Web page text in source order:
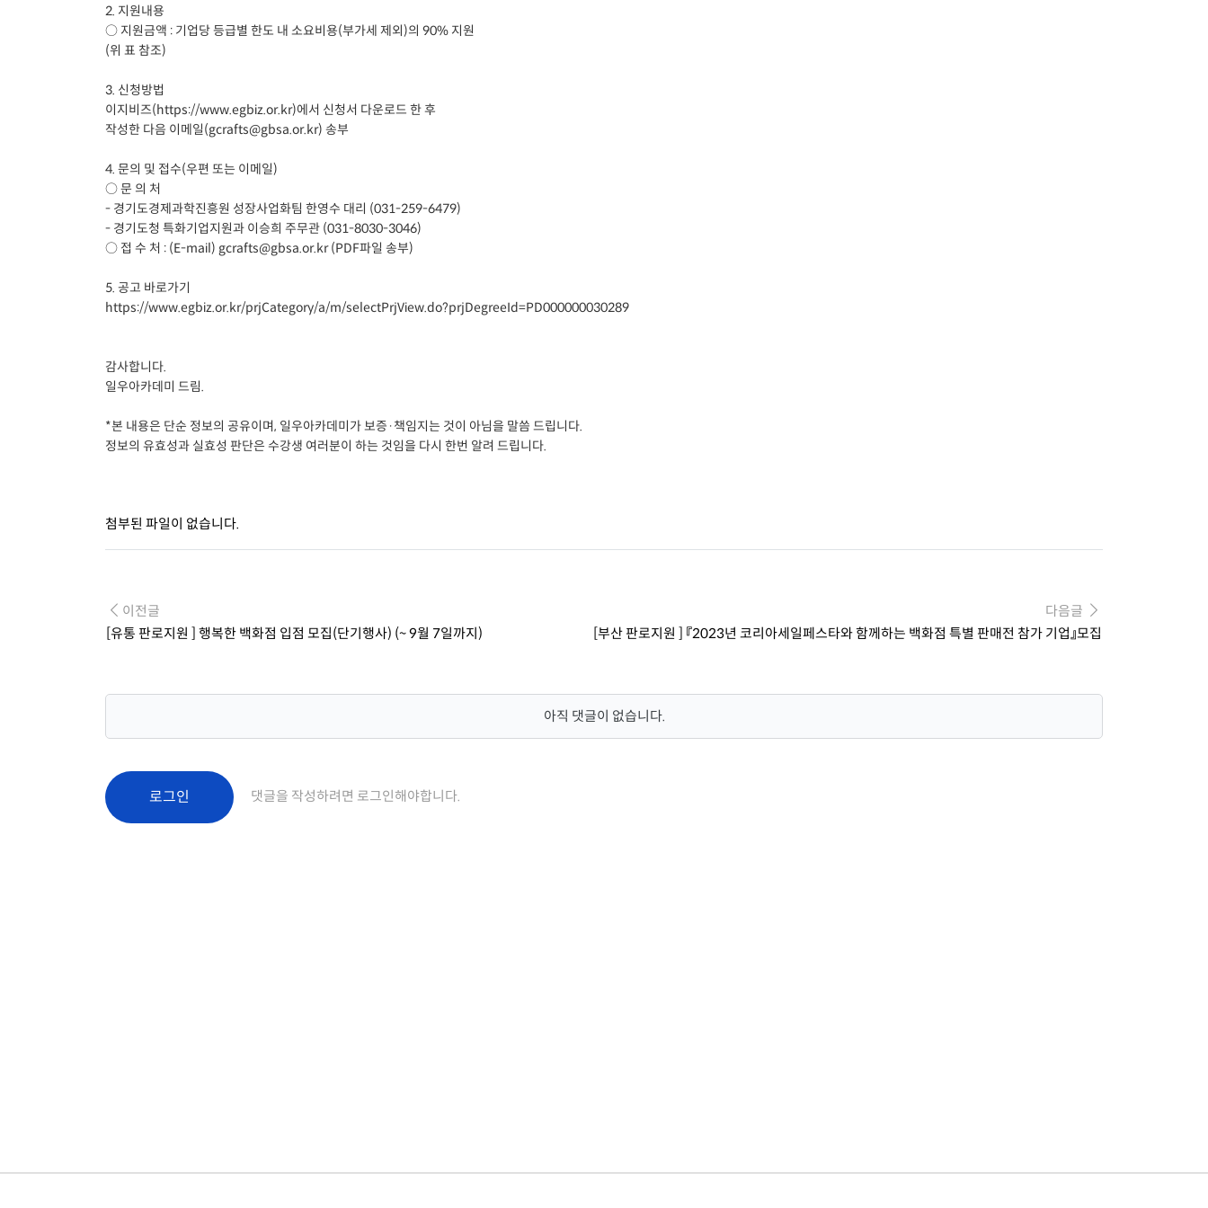
2. 지원내용
○ 지원금액 : 기업당 등급별 한도 내 소요비용(부가세 제외)의 90% 지원
(위 표 참조)
3. 신청방법
이지비즈(https://www.egbiz.or.kr)에서 신청서 다운로드 한 후
작성한 다음 이메일(gcrafts@gbsa.or.kr) 송부
4. 문의 및 접수(우편 또는 이메일)
○ 문 의 처
- 경기도경제과학진흥원 성장사업화팀 한영수 대리 (031-259-6479)
- 경기도청 특화기업지원과 이승희 주무관 (031-8030-3046)
○ 접 수 처 : (E-mail) gcrafts@gbsa.or.kr (PDF파일 송부)
5. 공고 바로가기
https://www.egbiz.or.kr/prjCategory/a/m/selectPrjView.do?prjDegreeId=PD000000030289
감사합니다.
일우아카데미 드림.
*본 내용은 단순 정보의 공유이며, 일우아카데미가 보증·책임지는 것이 아님을 말씀 드립니다.
정보의 유효성과 실효성 판단은 수강생 여러분이 하는 것임을 다시 한번 알려 드립니다.
첨부된 파일이 없습니다.
이전글
[유통 판로지원 ] 행복한 백화점 입점 모집(단기행사) (~ 9월 7일까지)
다음글
[부산 판로지원 ] 『2023년 코리아세일페스타와 함께하는 백화점 특별 판매전 참가 기업』모집
아직 댓글이 없습니다.
로그인 댓글을 작성하려면 로그인해야합니다.